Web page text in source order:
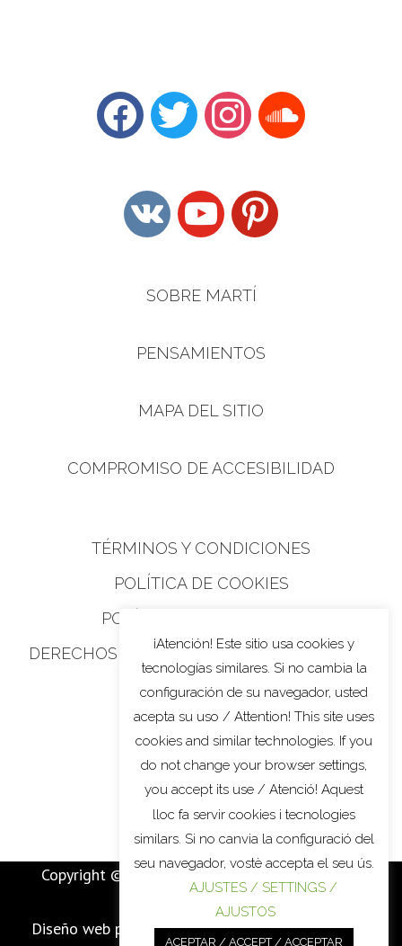
facebooktwitter instagramsoundcloud
vkontakteyoutubepinterest
SOBRE MARTÍ
PENSAMIENTOS
MAPA DEL SITIO
COMPROMISO DE ACCESIBILIDAD
TÉRMINOS Y CONDICIONES
POLÍTICA DE COOKIES
POLÍTICA DE PRIVACIDAD
DERECHOS DE PRIVACIDAD DE CALIFORNIA
Copyright © 2022MARTÍ BATALLA. All Rights
Reserved.
Diseño web por / Webdesign by / disseny web per
¡Atención! Este sitio usa cookies y
tecnologías similares. Si no cambia la
configuración de su navegador, usted
acepta su uso / Attention! This site uses
cookies and similar technologies. If you
do not change your browser settings,
you accept its use / Atenció! Aquest
lloc fa servir cookies i tecnologies
similars. Si no canvia la configuració del
seu navegador, vostè accepta el seu ús.
AJUSTES / SETTINGS /
AJUSTOS
ACEPTAR / ACCEPT / ACCEPTAR